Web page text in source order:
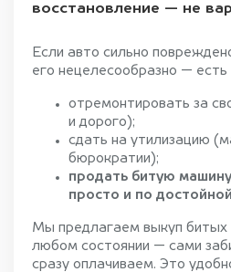
восстановление — не
Если авто сильно
его нецелесообразно — есть
отремонтировать за
и дорого);
сдать на утилизацию
бюрократии);
продать битую
просто и по
Мы предлагаем выкуп битых
любом состоянии — сами
сразу оплачиваем. Это